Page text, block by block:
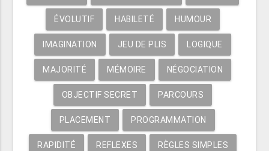
ÉVOLUTIF HABILETÉ HUMOUR
IMAGINATION JEU DE PLIS LOGIQUE
MAJORITÉ MÉMOIRE NÉGOCIATION
OBJECTIF SECRET PARCOURS
PLACEMENT PROGRAMMATION
RAPIDITÉ REFLEXES RÈGLES SIMPLES